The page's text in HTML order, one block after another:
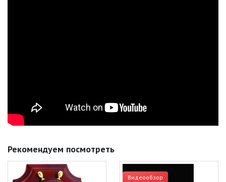
Рекомендуем посмотреть
Видеообзор